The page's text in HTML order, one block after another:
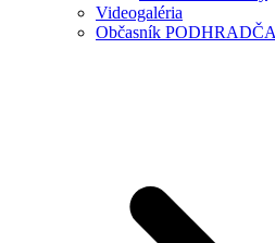
Videogaléria
Občasník